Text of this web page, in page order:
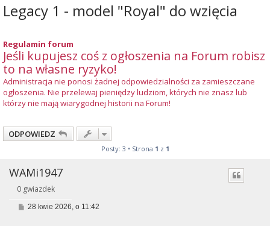
Legacy 1 - model "Royal" do wzięcia
Regulamin forum
Jeśli kupujesz coś z ogłoszenia na Forum robisz
to na własne ryzyko!
Administracja nie ponosi żadnej odpowiedzialności za zamieszczane
ogłoszenia. Nie przelewaj pieniędzy ludziom, których nie znasz lub
którzy nie mają wiarygodnej historii na Forum!
ODPOWIEDZ
Posty: 3 • Strona 1 z 1
WAMi1947
0 gwiazdek
P28 kwie 2026, o 11:42